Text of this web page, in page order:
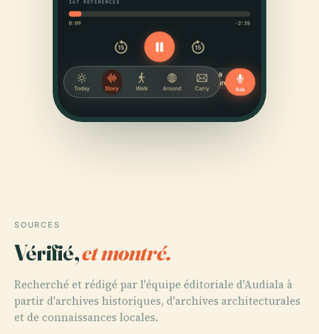
SOURCES
Vérifié,et montré.
Recherché et rédigé par l'équipe éditoriale d'Audiala à
partir d'archives historiques, d'archives architecturales
et de connaissances locales.